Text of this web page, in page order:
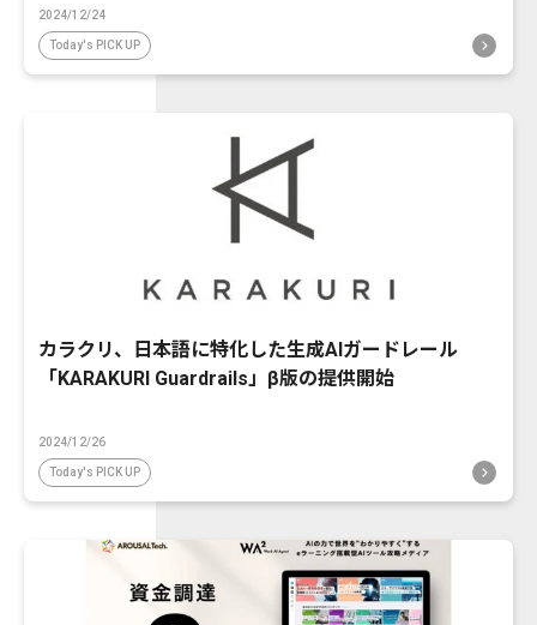
2024/12/24
Today's PICK UP
カラクリ、日本語に特化した生成AIガードレール
「KARAKURI Guardrails」β版の提供開始
2024/12/26
Today's PICK UP